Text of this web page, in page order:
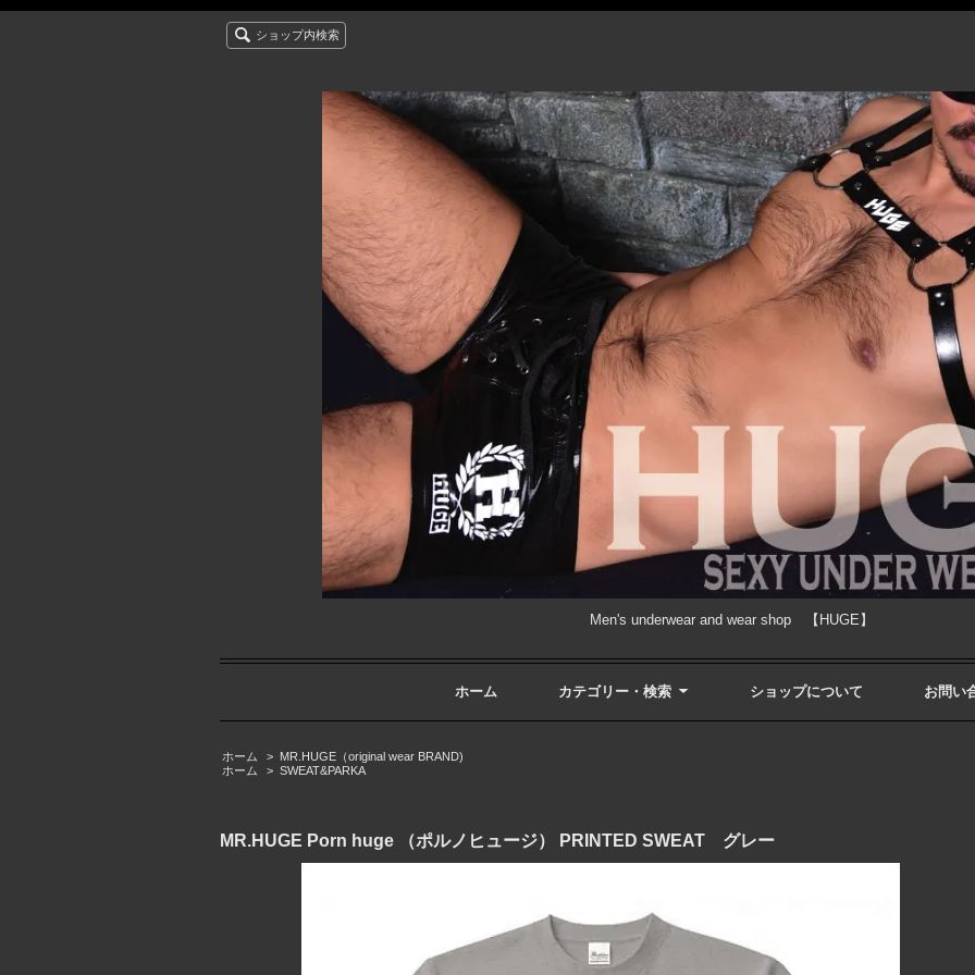
ショップ内検索
Men's underwear and wear shop 【HUGE】
ホーム カテゴリー・検索 ショップについて お問い
ホーム > MR.HUGE（original wear BRAND)
ホーム
> SWEAT&PARKA
MR.HUGE Porn huge （ポルノヒュージ） PRINTED SWEAT グレー